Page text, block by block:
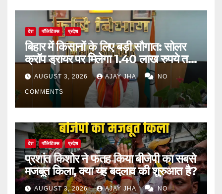
देश पॉलिटिक्स प्रदेश
बिहार में किसानों के लिए बड़ी सौगात: सोलर
क्रॉप ड्रायर पर मिलेगा 1.40 लाख रुपये तक
का अनुदान
AUGUST 3, 2026 AJAY JHA NO
COMMENTS
देश पॉलिटिक्स प्रदेश
प्रशांत किशोर ने फतह किया बीजेपी का सबसे
मजबूत किला, क्या यह बदलाव की शुरुआत है?
AUGUST 3, 2026 AJAY JHA NO